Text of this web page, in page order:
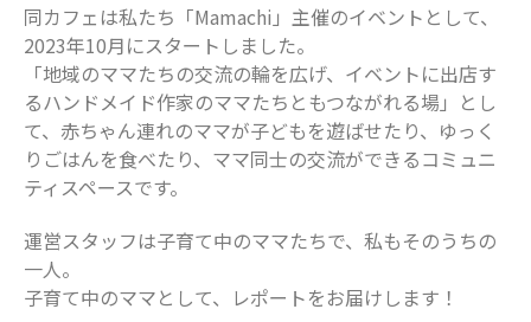
最近のコメント
表示できるコメントはありません。
アーカイブ
2025年11月
2025年6月
2025年4月
同カフェは私たち「Mamachi」主催のイベントとして、
2023年10月にスタートしました。
「地域のママたちの交流の輪を広げ、イベントに出店す
るハンドメイド作家のママたちともつながれる場」とし
て、赤ちゃん連れのママが子どもを遊ばせたり、ゆっく
りごはんを食べたり、ママ同士の交流ができるコミュニ
ティスペースです。
運営スタッフは子育て中のママたちで、私もそのうちの
一人。
子育て中のママとして、レポートをお届けします！